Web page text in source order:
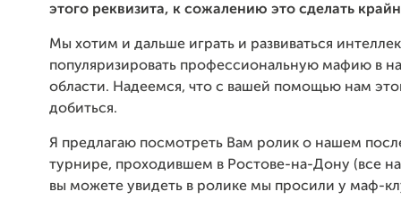
этого реквизита, к сожалению это сделать
Мы хотим и дальше играть и развиваться
популяризировать профессиональную мафию в
области. Надеемся, что с вашей помощью нам
добиться.
Я предлагаю посмотреть Вам ролик о нашем
турнире, проходившем в Ростове-на-Дону (все
вы можете увидеть в ролике мы просили у маф-